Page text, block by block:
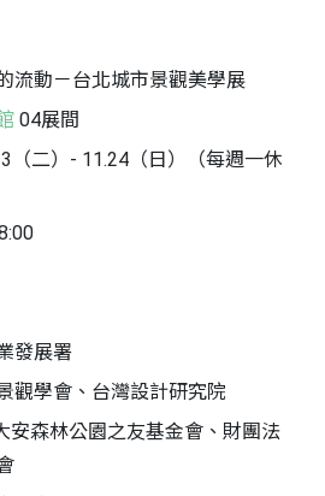
流動－台北城市景觀美學展
04展間
（二）- 11.24（日）（每週一休
發展署
觀學會、台灣設計研究院
安森林公園之友基金會、財團法